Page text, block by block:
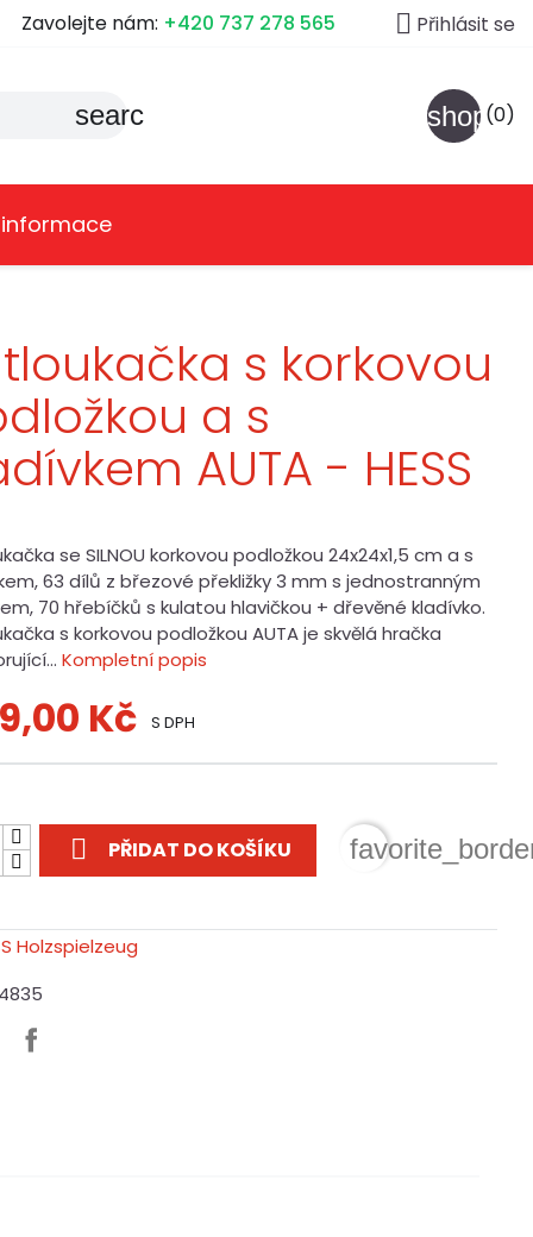
Zavolejte nám: +420 737 278 565  Přihlásit se
search (0)
s korkovou
a s
AUTA - HESS
se SILNOU korkovou podložkou 24x24x1,5 cm a s
63 dílů z březové překližky 3 mm s jednostranným
70 hřebíčků s kulatou hlavičkou + dřevěné kladívko.
s korkovou podložkou AUTA je skvělá hračka
Kompletní popis
Kč S DPH
 PŘIDAT DO KOŠÍKU